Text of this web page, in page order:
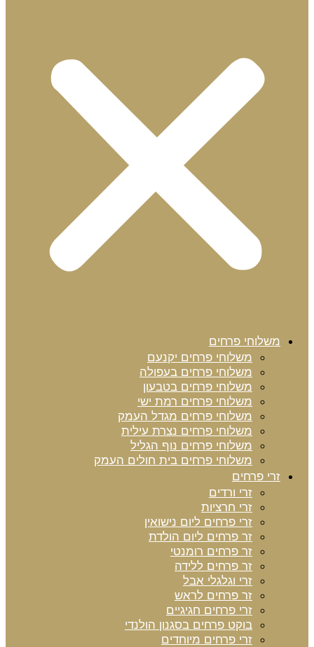
משלוחי פרחים
משלוחי פרחים יקנעם
משלוחי פרחים בעפולה
משלוחי פרחים בטבעון
משלוחי פרחים רמת ישי
משלוחי פרחים מגדל העמק
משלוחי פרחים נצרת עילית
משלוחי פרחים נוף הגליל
משלוחי פרחים בית חולים העמק
זרי פרחים
זרי ורדים
זרי חרציות
זרי פרחים ליום נישואין
זר פרחים ליום הולדת
זר פרחים רומנטי
זר פרחים ללידה
זרי וגלגלי אבל
זר פרחים לראש
זרי פרחים חגיגיים
בוקט פרחים בסגנון הולנדי
זרי פרחים מיוחדים